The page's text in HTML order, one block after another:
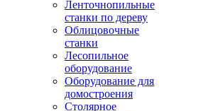
Ленточнопильные
станки по дереву
Облицовочные
станки
Лесопильное
оборудование
Оборудование для
домостроения
Столярное